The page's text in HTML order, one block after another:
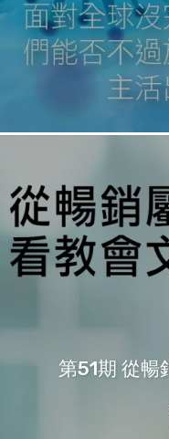
第51期 從暢